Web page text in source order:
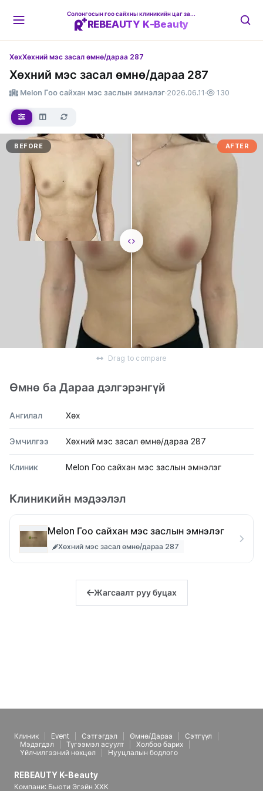
REBEAUTY K-Beauty
ХөхХөхний мэс засал өмнө/дараа 287
Хөхний мэс засал өмнө/дараа 287
Melon Гоо сайхан мэс заслын эмнэлэг·2026.06.11 · 130
AFTER
BEFORE
Drag to compare
Өмнө ба Дараа дэлгэрэнгүй
Ангилал Хөх
Эмчилгээ Хөхний мэс засал өмнө/дараа 287
Клиник Melon Гоо сайхан мэс заслын эмнэлэг
Клиникийн мэдээлэл
Melon Гоо сайхан мэс заслын эмнэлэг
Хөхний мэс засал өмнө/дараа 287
Жагсаалт руу буцах
Клиник Event Сэтгэгдэл Өмнө/Дараа
Сэтгүүл
Мэдэгдэл
Түгээмэл асуулт
Холбоо барих
Үйлчилгээний нөхцөл
Нууцлалын бодлого
REBEAUTY K-Beauty
Компани: Бьюти Эгэйн ХХК